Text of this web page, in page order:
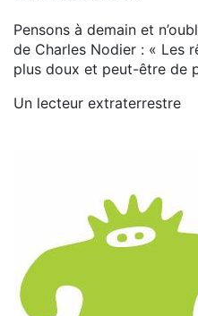
Pensons à demain et
de Charles Nodier : « Les
plus doux et peut-être de
Un lecteur extraterrestre